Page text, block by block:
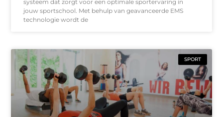
systeem dat zorgt voor een optimale sportervaring in
jouw sportschool. Met behulp van geavanceerde EMS
technologie wordt de
SPORT